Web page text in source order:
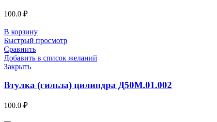
100.0 ₽
В корзину
Быстрый просмотр
Сравнить
Добавить в список желаний
Закрыть
Втулка (гильза) цилиндра Д50М.01.002
100.0 ₽